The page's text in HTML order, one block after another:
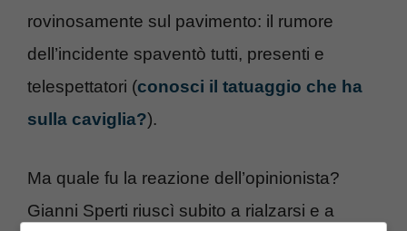
rovinosamente sul pavimento: il rumore
dell’incidente spaventò tutti, presenti e
telespettatori (conosci il tatuaggio che ha
sulla caviglia?).
Ma quale fu la reazione dell’opinionista?
Gianni Sperti riuscì subito a rialzarsi e a